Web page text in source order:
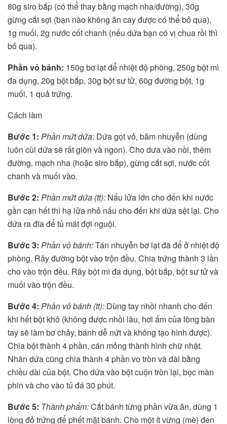
80g siro bắp (có thể thay bằng mạch nha/đường), 30g
gừng cắt sợi (bạn nào không ăn cay được có thể bỏ qua),
1g muối, 2g nước cốt chanh (nếu dứa bạn có vị chua rồi thì
bỏ qua).
Phần vỏ bánh: 150g bơ lạt để nhiệt độ phòng, 250g bột mì
đa dụng, 20g bột bắp, 30g bột sư tử, 60g đường bột, 1g
muối, 1 quả trứng.
Cách làm
Bước 1: Phần mứt dứa: Dứa gọt vỏ, băm nhuyễn (dùng
luôn cùi dứa sẽ rất giòn và ngon). Cho dưa vào nồi, thêm
đường, mạch nha (hoặc siro bắp), gừng cắt sợi, nước cốt
chanh và muối vào.
Bước 2: Phần mứt dứa (tt): Nấu lửa lớn cho đến khi nước
gần cạn hết thì hạ lửa nhỏ nấu cho đến khi dứa sệt lại. Cho
dứa ra đĩa để tủ mát đợi nguội.
Bước 3: Phần vỏ bánh:Tán nhuyễn bơ lạt đã để ở nhiệt độ
phòng. Rây đường bột vào trộn đều. Chia trứng thành 3 lần
cho vào trộn đều. Rây bột mì đa dụng, bột bắp, bột sư tử và
muối vào trộn đều.
Bước 4: Phần vỏ bánh (tt): Dùng tay nhồi nhanh cho đến
khi hết bột khô (không được nhồi lâu, hơi ấm của lòng bàn
tay sẽ làm bơ chảy, bánh dễ nứt và không tạo hình được).
Chia bột thành 4 phần, cán mỏng thành hình chữ nhật.
Nhân dứa cũng chia thành 4 phần vo tròn và dài bằng
chiều dài của bột. Cho dứa vào bột cuộn tròn lại, bọc màn
phin và cho vào tủ đá 30 phút.
Bước 5: Thành phẩm:Cắt bánh từng phần vừa ăn, dùng 1
lòng đỏ trứng để phết mặt bánh. Cho một ít vừng (mè) đen